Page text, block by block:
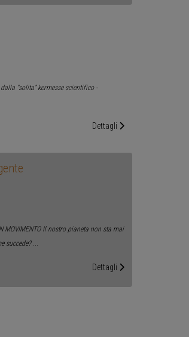
“solita” kermesse scientifico -
Dettagli
MOVIMENTO Il nostro pianeta non sta mai
succede?...
Dettagli